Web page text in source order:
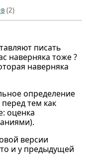
(2)
писать
наверняка тоже ?
наверняка
определение
тем как
оценка
версии
и у предыдущей